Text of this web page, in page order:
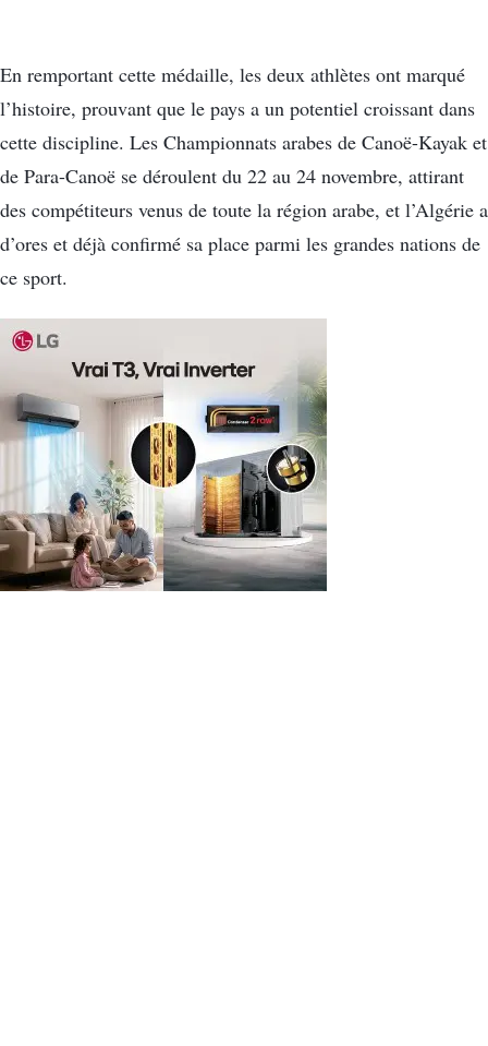
En remportant cette médaille, les deux athlètes ont marqué
l’histoire, prouvant que le pays a un potentiel croissant dans
cette discipline. Les Championnats arabes de Canoë-Kayak et
de Para-Canoë se déroulent du 22 au 24 novembre, attirant
des compétiteurs venus de toute la région arabe, et l’Algérie a
d’ores et déjà confirmé sa place parmi les grandes nations de
ce sport.